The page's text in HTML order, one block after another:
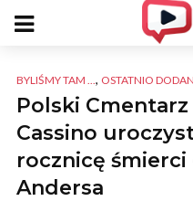
BYLIŚMY TAM ..., OSTATNIO
Polski
Cassino
rocznicę śmierci
Andersa